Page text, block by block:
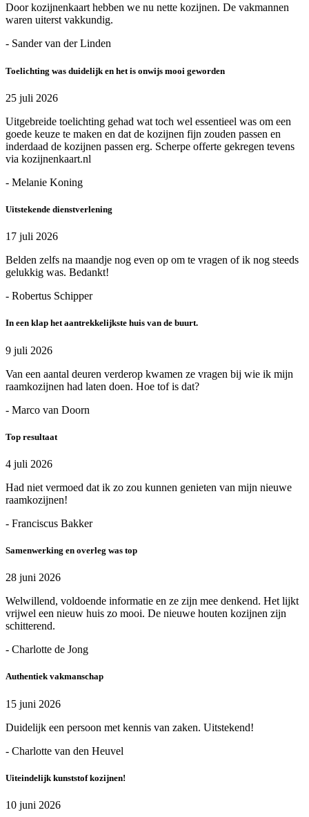
Door kozijnenkaart hebben we nu nette kozijnen. De vakmannen
waren uiterst vakkundig.
- Sander van der Linden
Toelichting was duidelijk en het is onwijs mooi geworden
25 juli 2026
Uitgebreide toelichting gehad wat toch wel essentieel was om een
goede keuze te maken en dat de kozijnen fijn zouden passen en
inderdaad de kozijnen passen erg. Scherpe offerte gekregen tevens
via kozijnenkaart.nl
- Melanie Koning
Uitstekende dienstverlening
17 juli 2026
Belden zelfs na maandje nog even op om te vragen of ik nog steeds
gelukkig was. Bedankt!
- Robertus Schipper
In een klap het aantrekkelijkste huis van de buurt.
9 juli 2026
Van een aantal deuren verderop kwamen ze vragen bij wie ik mijn
raamkozijnen had laten doen. Hoe tof is dat?
- Marco van Doorn
Top resultaat
4 juli 2026
Had niet vermoed dat ik zo zou kunnen genieten van mijn nieuwe
raamkozijnen!
- Franciscus Bakker
Samenwerking en overleg was top
28 juni 2026
Welwillend, voldoende informatie en ze zijn mee denkend. Het lijkt
vrijwel een nieuw huis zo mooi. De nieuwe houten kozijnen zijn
schitterend.
- Charlotte de Jong
Authentiek vakmanschap
15 juni 2026
Duidelijk een persoon met kennis van zaken. Uitstekend!
- Charlotte van den Heuvel
Uiteindelijk kunststof kozijnen!
10 juni 2026